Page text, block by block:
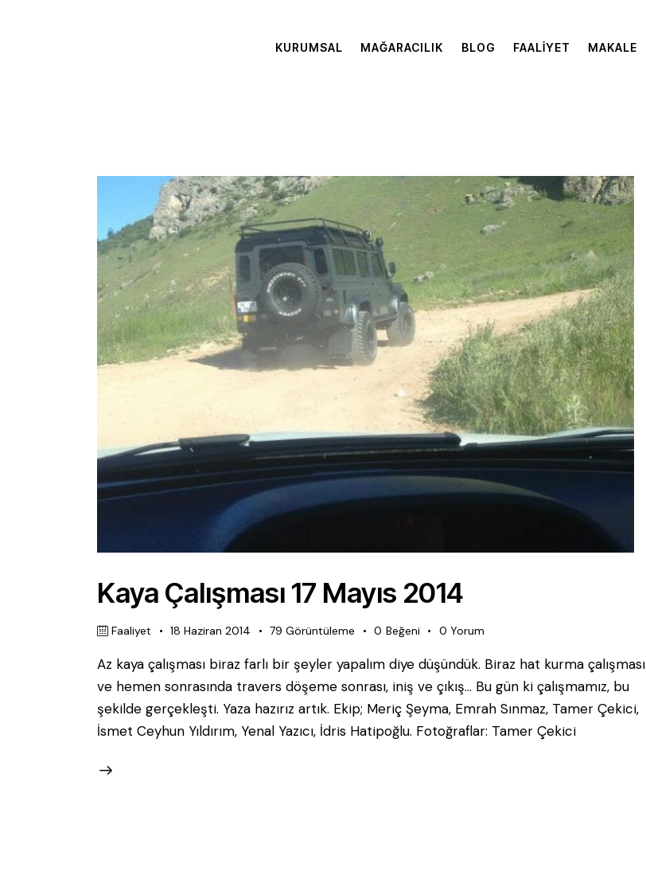
KURUMSAL MAĞARACILIK BLOG FAALIYET MAKALE
Kaya Çalışması 17 Mayıs 2014
Faaliyet 18 Haziran 2014 79 Görüntüleme 0 Beğeni 0 Yorum
Az kaya çalışması biraz farlı bir şeyler yapalım diye düşündük. Biraz hat kurma çalışması
ve hemen sonrasında travers döşeme sonrası, iniş ve çıkış… Bu gün ki çalışmamız, bu
şekilde gerçekleşti. Yaza hazırız artık. Ekip; Meriç Şeyma, Emrah Sınmaz, Tamer Çekici,
İsmet Ceyhun Yıldırım, Yenal Yazıcı, İdris Hatipoğlu. Fotoğraflar: Tamer Çekici